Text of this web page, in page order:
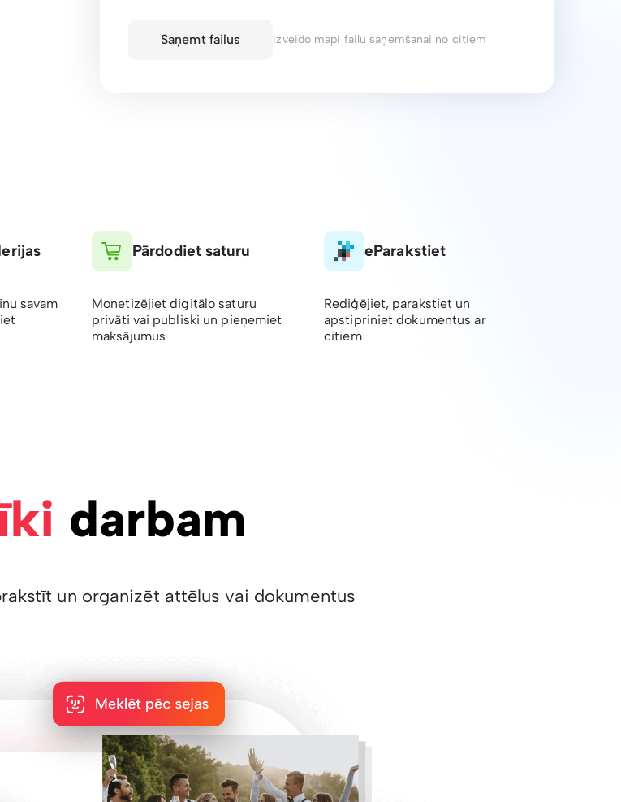
Saņemt failus Izveido mapi failu saņemšanai no citiem
savam
Pārdodiet saturu
Monetizējiet digitālo saturu
privāti vai publiski un pieņemiet
maksājumus
eParakstiet
Rediģējiet, parakstiet un
apstipriniet dokumentus ar
citiem
darbam
un organizēt attēlus vai dokumentus